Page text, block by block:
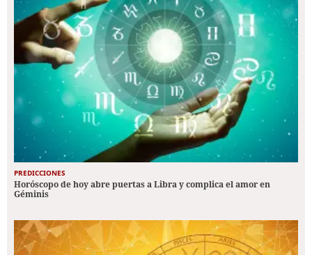
PREDICCIONES
Horóscopo de hoy abre puertas a Libra y complica el amor en
Géminis